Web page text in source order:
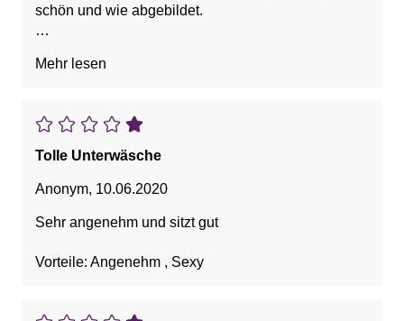
schön und wie abgebildet.
Mehr lesen
Tolle Unterwäsche
Anonym, 10.06.2020
Sehr angenehm und sitzt gut
Vorteile: Angenehm , Sexy